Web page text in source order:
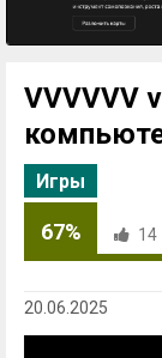
VVVVVV
Игры
67% 14
20.06.2025